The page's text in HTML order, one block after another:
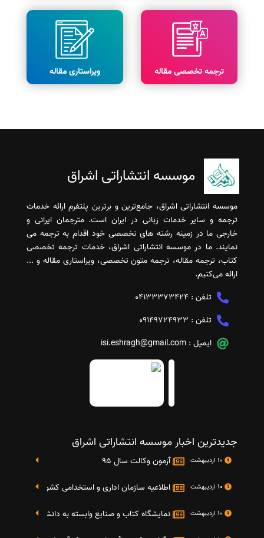
ترجمه تخصصی مقاله ویراستاری مقاله
موسسه انتشاراتی اشراق
موسسه انتشاراتی اشراق، جامع‌ترین و برترین پلتفرم ارائه خدمات
ترجمه و سایر خدمات زبانی در ایران است. مترجمان ایرانی و
خارجی ما در زمینه رشته های تخصصی خود اقدام به ترجمه می
نمایند. ما در موسسه انتشاراتی اشراق، خدمات ترجمه تخصصی
کتاب، ترجمه مقاله، ترجمه متون تخصصی، ویراستاری مقاله و ...
ارائه می‌کنیم.
تلفن : 04133373424
تلفن : 09149724933
ایمیل : isi.eshragh@gmail.com
جدیدترین اخبار موسسه انتشاراتی اشراق
آزمون وکالت سال 95
اطلاعیه سازمان اداری و استخدامی کشور در خصوص
نمایشگاه کتاب و صنایع وابسته به دانشگاه صنعتی شریف 4 الی 8 مهر